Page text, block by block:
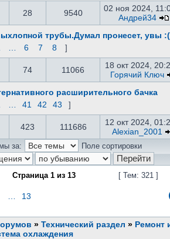
28 9540
02 ноя 2024,
Андрей34
трубы.Думал пронесет, увы :(
6 7 8 ]
74 11066
18 окт 2024,
Горячий Ключ
расширительного бачка
41 42 43 ]
423 111686
12 окт 2024,
Alexian_2001
за: Поле сортировки
Страница 1 из 13 [ Тем: 321 ]
13
» Технический раздел » Ремонт
охлаждения